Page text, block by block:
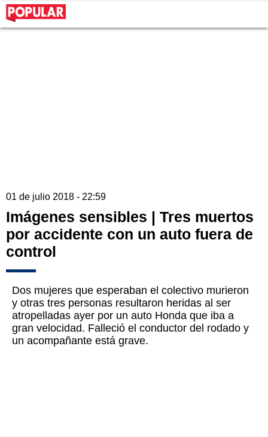
01 de julio 2018 - 22:59
Imágenes sensibles | Tres muertos
por accidente con un auto fuera de
control
Dos mujeres que esperaban el colectivo murieron
y otras tres personas resultaron heridas al ser
atropelladas ayer por un auto Honda que iba a
gran velocidad. Falleció el conductor del rodado y
un acompañante está grave.